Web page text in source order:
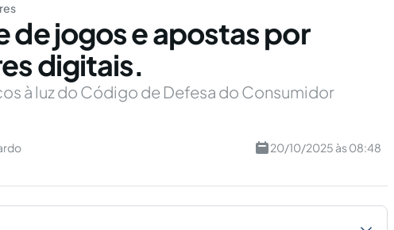
de jogos e apostas por
digitais.
à luz do Código de Defesa do Consumidor
20/10/2025 às 08:48